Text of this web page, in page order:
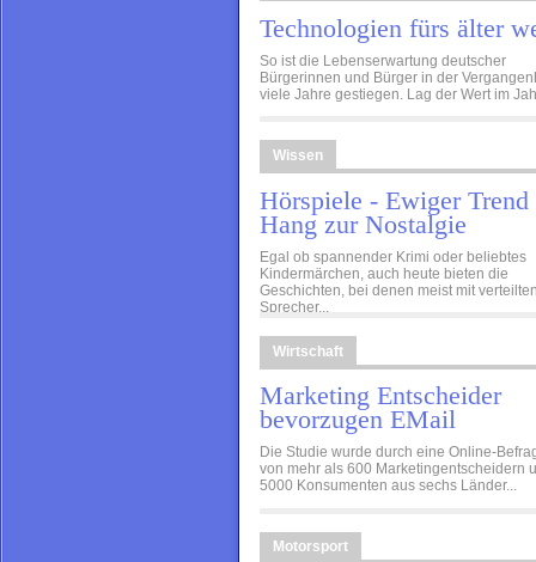
Technologien fürs älter
So ist die Lebenserwartung deutscher
Bürgerinnen und Bürger in der
viele Jahre gestiegen. Lag der Wert im
Wissen
Hörspiele - Ewiger Trend
Hang zur Nostalgie
Egal ob spannender Krimi oder beliebtes
Kindermärchen, auch heute bieten die
Geschichten, bei denen meist mit
Sprecher...
Wirtschaft
Marketing Entscheider
bevorzugen EMail
­Die Studie wurde durch eine Online-
von mehr als 600 Marketingentscheidern
5000 Konsumenten aus sechs Länder...
Motorsport